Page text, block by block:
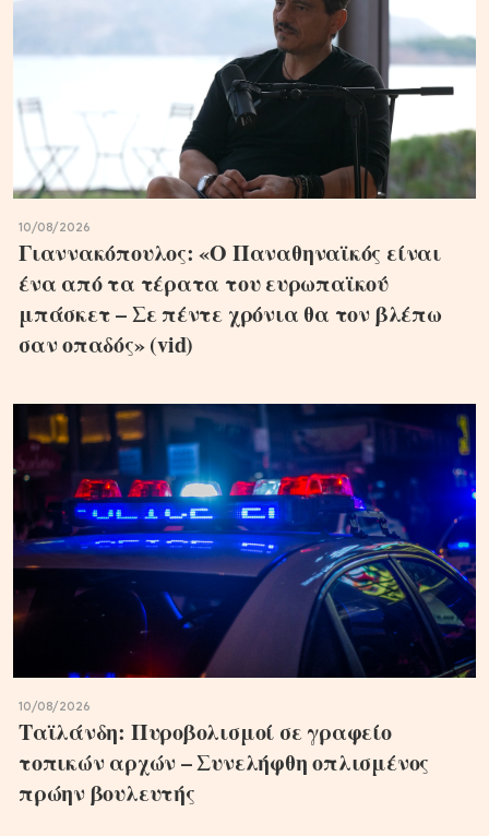
10/08/2026
Γιαννακόπουλος: «Ο Παναθηναϊκός είναι
ένα από τα τέρατα του ευρωπαϊκού
μπάσκετ – Σε πέντε χρόνια θα τον βλέπω
σαν οπαδός» (vid)
10/08/2026
Ταϊλάνδη: Πυροβολισμοί σε γραφείο
τοπικών αρχών – Συνελήφθη οπλισμένος
πρώην βουλευτής